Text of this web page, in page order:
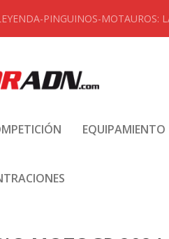
PINGUINOS-MOTAUROS:
EQUIPAMIENTO